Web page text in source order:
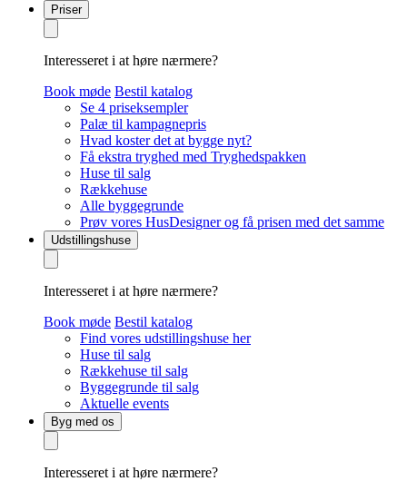
Priser
Interesseret i at høre nærmere?
Book møde Bestil katalog
Se 4 priseksempler
Palæ til kampagnepris
Hvad koster det at bygge nyt?
Få ekstra tryghed med Tryghedspakken
Huse til salg
Rækkehuse
Alle byggegrunde
Prøv vores HusDesigner og få prisen med det samme
Udstillingshuse
Interesseret i at høre nærmere?
Book møde Bestil katalog
Find vores udstillingshuse her
Huse til salg
Rækkehuse til salg
Byggegrunde til salg
Aktuelle events
Byg med os
Interesseret i at høre nærmere?